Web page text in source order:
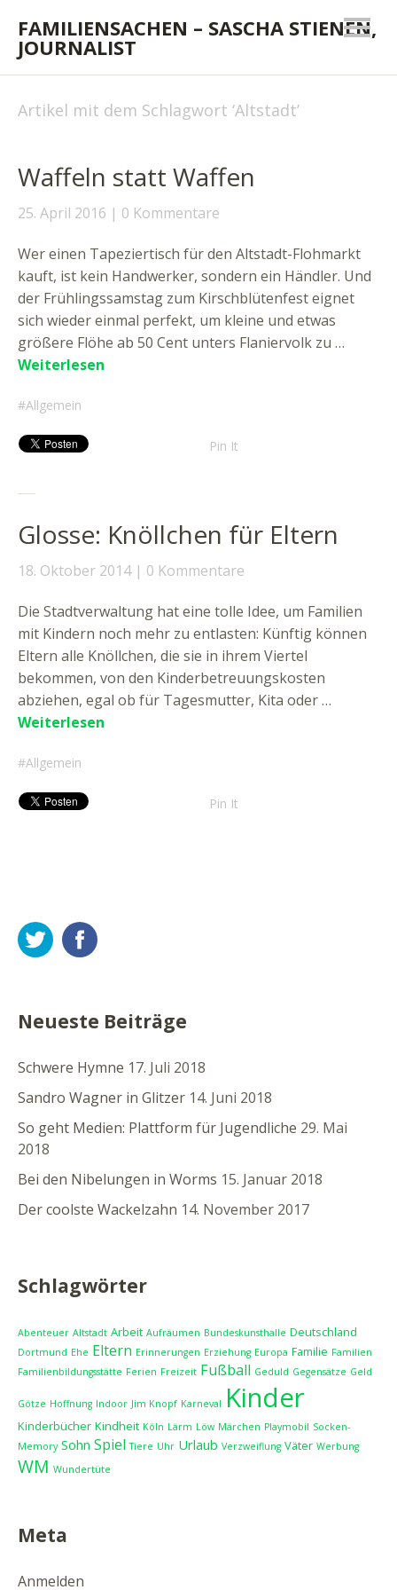
FAMILIENSACHEN – SASCHA STIENEN,
JOURNALIST
Artikel mit dem Schlagwort ‘Altstadt’
Waffeln statt Waffen
25. April 2016 0 Kommentare
Wer einen Tapeziertisch für den Altstadt-Flohmarkt
kauft, ist kein Handwerker, sondern ein Händler. Und
der Frühlingssamstag zum Kirschblütenfest eignet
sich wieder einmal perfekt, um kleine und etwas
größere Flöhe ab 50 Cent unters Flaniervolk zu …
Weiterlesen
Allgemein
Pin It
Glosse: Knöllchen für Eltern
18. Oktober 2014 0 Kommentare
Die Stadtverwaltung hat eine tolle Idee, um Familien
mit Kindern noch mehr zu entlasten: Künftig können
Eltern alle Knöllchen, die sie in ihrem Viertel
bekommen, von den Kinderbetreuungskosten
abziehen, egal ob für Tagesmutter, Kita oder …
Weiterlesen
Allgemein
Pin It
Twitter
Neueste Beiträge
Schwere Hymne 17. Juli 2018
Sandro Wagner in Glitzer 14. Juni 2018
So geht Medien: Plattform für Jugendliche 29. Mai
2018
Bei den Nibelungen in Worms 15. Januar 2018
Der coolste Wackelzahn 14. November 2017
Schlagwörter
Abenteuer Altstadt Arbeit Aufräumen Bundeskunsthalle Deutschland
Dortmund Ehe Eltern Erinnerungen Erziehung Europa Familie Familien
Familienbildungsstätte Ferien Freizeit Fußball Geduld Gegensätze Geld
Götze Hoffnung Indoor Jim Knopf Karneval Kinder
Kinderbücher Kindheit Köln Lärm Löw Märchen Playmobil Socken-
Memory Sohn Spiel Tiere Uhr Urlaub Verzweiflung Väter Werbung
WM Wundertüte
Meta
Anmelden